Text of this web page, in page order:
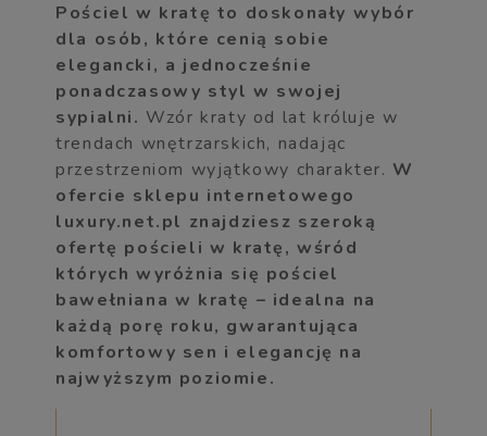
Pościel w kratę to doskonały wybór
dla osób, które cenią sobie
elegancki, a jednocześnie
ponadczasowy styl w swojej
sypialni. Wzór kraty od lat króluje w
trendach wnętrzarskich, nadając
przestrzeniom wyjątkowy charakter. W
ofercie sklepu internetowego
luxury.net.pl znajdziesz szeroką
ofertę pościeli w kratę, wśród
których wyróżnia się pościel
bawełniana w kratę – idealna na
każdą porę roku, gwarantująca
komfortowy sen i elegancję na
najwyższym poziomie.